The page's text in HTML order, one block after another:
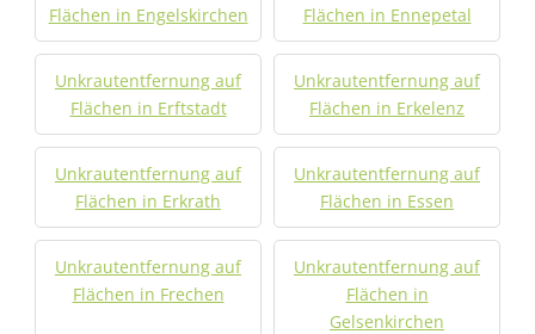
Flächen in Engelskirchen
Flächen in Ennepetal
Unkrautentfernung auf
Flächen in Erftstadt
Unkrautentfernung auf
Flächen in Erkelenz
Unkrautentfernung auf
Flächen in Erkrath
Unkrautentfernung auf
Flächen in Essen
Unkrautentfernung auf
Flächen in Frechen
Unkrautentfernung auf
Flächen in
Gelsenkirchen